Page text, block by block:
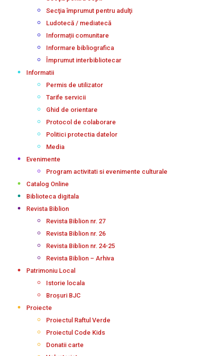
Secţia împrumut pentru adulţi
Ludotecă / mediatecă
Informații comunitare
Informare bibliografica
Împrumut interbibliotecar
Informatii
Permis de utilizator
Tarife servicii
Ghid de orientare
Protocol de colaborare
Politici protectia datelor
Media
Evenimente
Program activitati si evenimente culturale
Catalog Online
Biblioteca digitala
Revista Biblion
Revista Biblion nr. 27
Revista Biblion nr. 26
Revista Biblion nr. 24-25
Revista Biblion – Arhiva
Patrimoniu Local
Istorie locala
Broșuri BJC
Proiecte
Proiectul Raftul Verde
Proiectul Code Kids
Donatii carte